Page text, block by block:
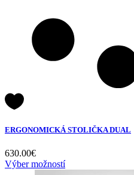
ERGONOMICKÁ STOLIČKA DUAL
630.00€
Výber možností